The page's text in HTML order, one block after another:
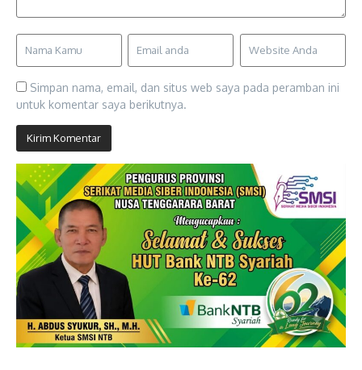
Simpan nama, email, dan situs web saya pada peramban ini
untuk komentar saya berikutnya.